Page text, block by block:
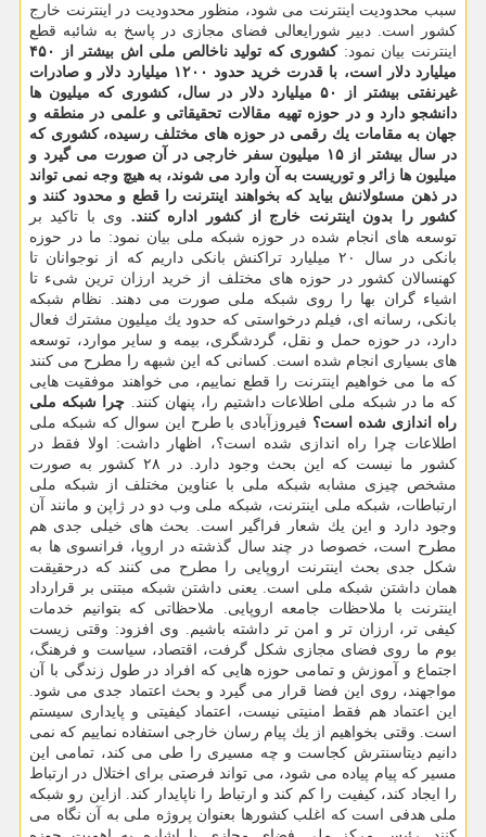
سبب محدودیت اینترنت می شود، منظور محدودیت در اینترنت خارج
كشور است. دبیر شورایعالی فضای مجازی در پاسخ به شائبه قطع
اینترنت بیان نمود:
كشوری كه تولید ناخالص ملی اش بیشتر از ۴۵۰
میلیارد دلار است، با قدرت خرید حدود ۱۲۰۰ میلیارد دلار و صادرات
غیرنفتی بیشتر از ۵۰ میلیارد دلار در سال، كشوری كه میلیون ها
دانشجو دارد و در حوزه تهیه مقالات تحقیقاتی و علمی در منطقه و
جهان به مقامات یك رقمی در حوزه های مختلف رسیده، كشوری كه
در سال بیشتر از ۱۵ میلیون سفر خارجی در آن صورت می گیرد و
میلیون ها زائر و توریست به آن وارد می شوند، به هیچ وجه نمی تواند
در ذهن مسئولانش بیاید كه بخواهند اینترنت را قطع و محدود كنند و
كشور را بدون اینترنت خارج از كشور اداره كنند. وی با تاكید بر
توسعه های انجام شده در حوزه شبكه ملی بیان نمود: ما در حوزه
بانكی در سال ۲۰ میلیارد تراكنش بانكی داریم كه از نوجوانان تا
كهنسالان كشور در حوزه های مختلف از خرید ارزان ترین شیء تا
اشیاء گران بها را روی شبكه ملی صورت می دهند. نظام شبكه
بانكی، رسانه ای، فیلم درخواستی كه حدود یك میلیون مشترك فعال
دارد، در حوزه حمل و نقل، گردشگری، بیمه و سایر موارد، توسعه
های بسیاری انجام شده است. كسانی كه این شبهه را مطرح می كنند
كه ما می خواهیم اینترنت را قطع نماییم، می خواهند موفقیت هایی
كه ما در شبكه ملی اطلاعات داشتیم را، پنهان كنند. چرا شبكه ملی
راه اندازی شده است؟ فیروزآبادی با طرح این سوال كه شبكه ملی
اطلاعات چرا راه اندازی شده است؟، اظهار داشت: اولا فقط در
كشور ما نیست كه این بحث وجود دارد. در ۲۸ كشور به صورت
مشخص چیزی مشابه شبكه ملی با عناوین مختلف از شبكه ملی
ارتباطات، شبكه ملی اینترنت، شبكه ملی وب دو در ژاپن و مانند آن
وجود دارد و این یك شعار فراگیر است. بحث های خیلی جدی هم
مطرح است، خصوصا در چند سال گذشته در اروپا، فرانسوی ها به
شكل جدی بحث اینترنت اروپایی را مطرح می كنند كه درحقیقت
همان داشتن شبكه ملی است. یعنی داشتن شبكه مبتنی بر قرارداد
اینترنت با ملاحظات جامعه اروپایی. ملاحظاتی كه بتوانیم خدمات
كیفی تر، ارزان تر و امن تر داشته باشیم. وی افزود: وقتی زیست
بوم ما روی فضای مجازی شكل گرفت، اقتصاد، سیاست و فرهنگ،
اجتماع و آموزش و تمامی حوزه هایی كه افراد در طول زندگی با آن
مواجهند، روی این فضا قرار می گیرد و بحث اعتماد جدی می شود.
این اعتماد هم فقط امنیتی نیست، اعتماد كیفیتی و پایداری سیستم
است. وقتی بخواهیم از یك پیام رسان خارجی استفاده نماییم كه نمی
دانیم دیتاسنترش كجاست و چه مسیری را طی می كند، تمامی این
مسیر كه پیام پیاده می شود، می تواند فرصتی برای اختلال در ارتباط
را ایجاد كند، كیفیت را كم كند و ارتباط را ناپایدار كند. ازاین رو شبكه
ملی هدفی است كه اغلب كشورها بعنوان پروژه ملی به آن نگاه می